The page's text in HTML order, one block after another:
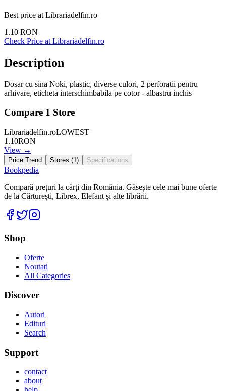
Best price at Librariadelfin.ro
1.10 RON
Check Price at Librariadelfin.ro
Description
Dosar cu sina Noki, plastic, diverse culori, 2 perforatii pentru
arhivare, eticheta interschimbabila pe cotor - albastru inchis
Compare 1 Store
Librariadelfin.roLOWEST
1.10RON
View →
Price Trend Stores (1) Specifications
Bookpedia
Compară prețuri la cărți din România. Găsește cele mai bune oferte
de la Cărturești, Librex, Elefant și alte librării.
Facebook
Twitter
Shop
Oferte
Noutati
All Categories
Discover
Autori
Edituri
Search
Support
contact
about